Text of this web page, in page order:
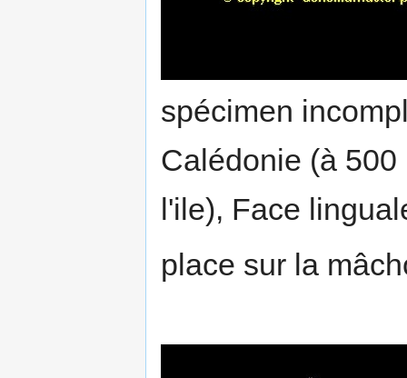
spécimen
Calédonie (à
l'ile), Face
place sur la